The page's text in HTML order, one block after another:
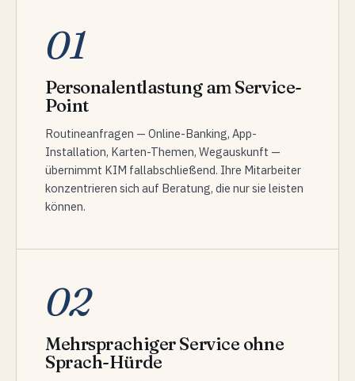
01
Personalentlastung am Service-
Point
Routineanfragen — Online-Banking, App-
Installation, Karten-Themen, Wegauskunft —
übernimmt KIM fallabschließend. Ihre Mitarbeiter
konzentrieren sich auf Beratung, die nur sie leisten
können.
02
Mehrsprachiger Service ohne
Sprach-Hürde